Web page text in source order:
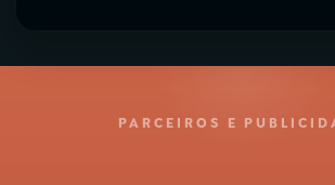
PARCEIROS E